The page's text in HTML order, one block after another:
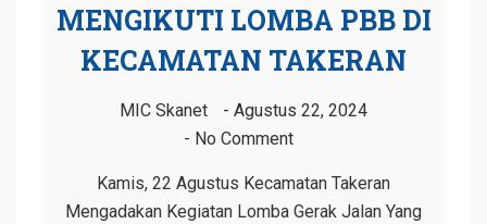
MENGIKUTI LOMBA PBB DI
KECAMATAN TAKERAN
MIC Skanet
Agustus 22, 2024
No Comment
Kamis, 22 Agustus Kecamatan Takeran
Mengadakan Kegiatan Lomba Gerak Jalan Yang